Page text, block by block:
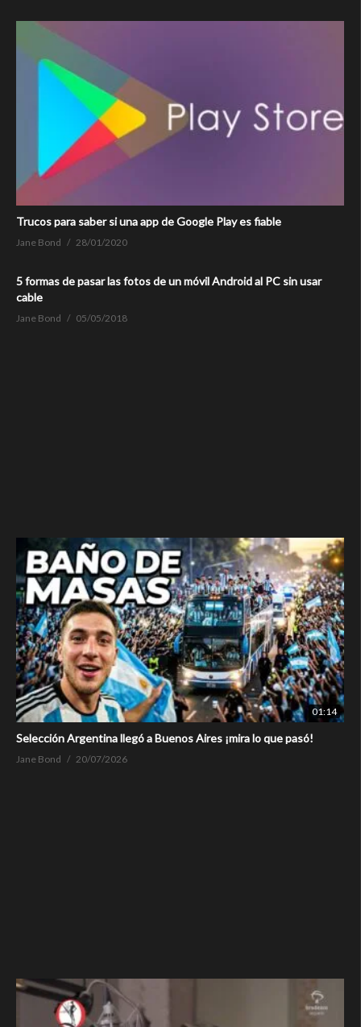
Trucos para saber si una app de Google Play es fiable
Jane Bond 28/01/2020
5 formas de pasar las fotos de un móvil Android al PC sin usar
cable
Jane Bond 05/05/2018
01:14
Selección Argentina llegó a Buenos Aires ¡mira lo que pasó!
Jane Bond 20/07/2026